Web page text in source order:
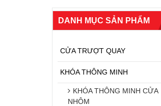
DANH MỤC SẢN PHẨM
CỬA TRƯỢT QUAY
KHÓA THÔNG MINH
KHÓA THÔNG MINH CỬA
NHÔM